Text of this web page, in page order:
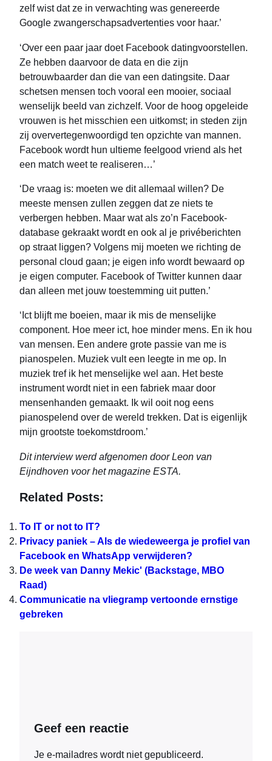
zelf wist dat ze in verwachting was genereerde
Google zwangerschapsadvertenties voor haar.’
‘Over een paar jaar doet Facebook datingvoorstellen.
Ze hebben daarvoor de data en die zijn
betrouwbaarder dan die van een datingsite. Daar
schetsen mensen toch vooral een mooier, sociaal
wenselijk beeld van zichzelf. Voor de hoog opgeleide
vrouwen is het misschien een uitkomst; in steden zijn
zij oververtegenwoordigd ten opzichte van mannen.
Facebook wordt hun ultieme feelgood vriend als het
een match weet te realiseren…’
‘De vraag is: moeten we dit allemaal willen? De
meeste mensen zullen zeggen dat ze niets te
verbergen hebben. Maar wat als zo’n Facebook-
database gekraakt wordt en ook al je privéberichten
op straat liggen? Volgens mij moeten we richting de
personal cloud gaan; je eigen info wordt bewaard op
je eigen computer. Facebook of Twitter kunnen daar
dan alleen met jouw toestemming uit putten.’
‘Ict blijft me boeien, maar ik mis de menselijke
component. Hoe meer ict, hoe minder mens. En ik hou
van mensen. Een andere grote passie van me is
pianospelen. Muziek vult een leegte in me op. In
muziek tref ik het menselijke wel aan. Het beste
instrument wordt niet in een fabriek maar door
mensenhanden gemaakt. Ik wil ooit nog eens
pianospelend over de wereld trekken. Dat is eigenlijk
mijn grootste toekomstdroom.’
Dit interview werd afgenomen door Leon van
Eijndhoven voor het magazine ESTA.
Related Posts:
To IT or not to IT?
Privacy paniek – Als de wiedeweerga je profiel van
Facebook en WhatsApp verwijderen?
De week van Danny Mekic' (Backstage, MBO
Raad)
Communicatie na vliegramp vertoonde ernstige
gebreken
Geef een reactie
Je e-mailadres wordt niet gepubliceerd.